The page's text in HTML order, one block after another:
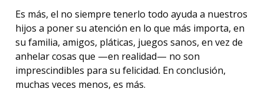
Es más, el no siempre tenerlo todo ayuda a nuestros
hijos a poner su atención en lo que más importa, en
su familia, amigos, pláticas, juegos sanos, en vez de
anhelar cosas que —en realidad— no son
imprescindibles para su felicidad. En conclusión,
muchas veces menos, es más.